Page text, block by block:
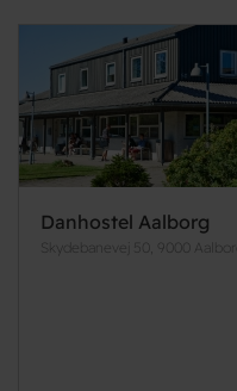
Danhostel Aalborg
Skydebanevej 50, 9000 Aalborg